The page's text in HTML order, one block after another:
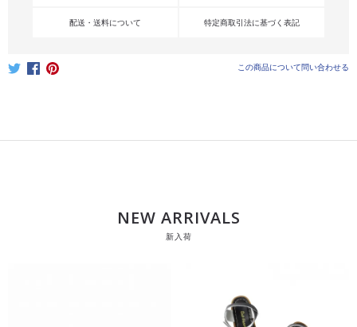
配送・送料について 特定商取引法に基づく表記
この商品について問い合わせる
NEW ARRIVALS
新入荷